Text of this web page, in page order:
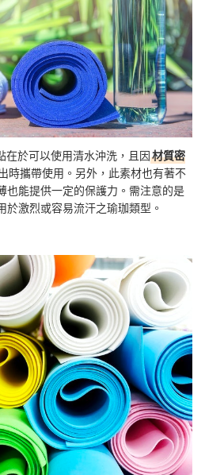
在於可以使用清水沖洗，且因材質密
時攜帶使用。另外，此素材也有著不
也能提供一定的保護力。需注意的是
於激烈或容易流汗之瑜珈類型。